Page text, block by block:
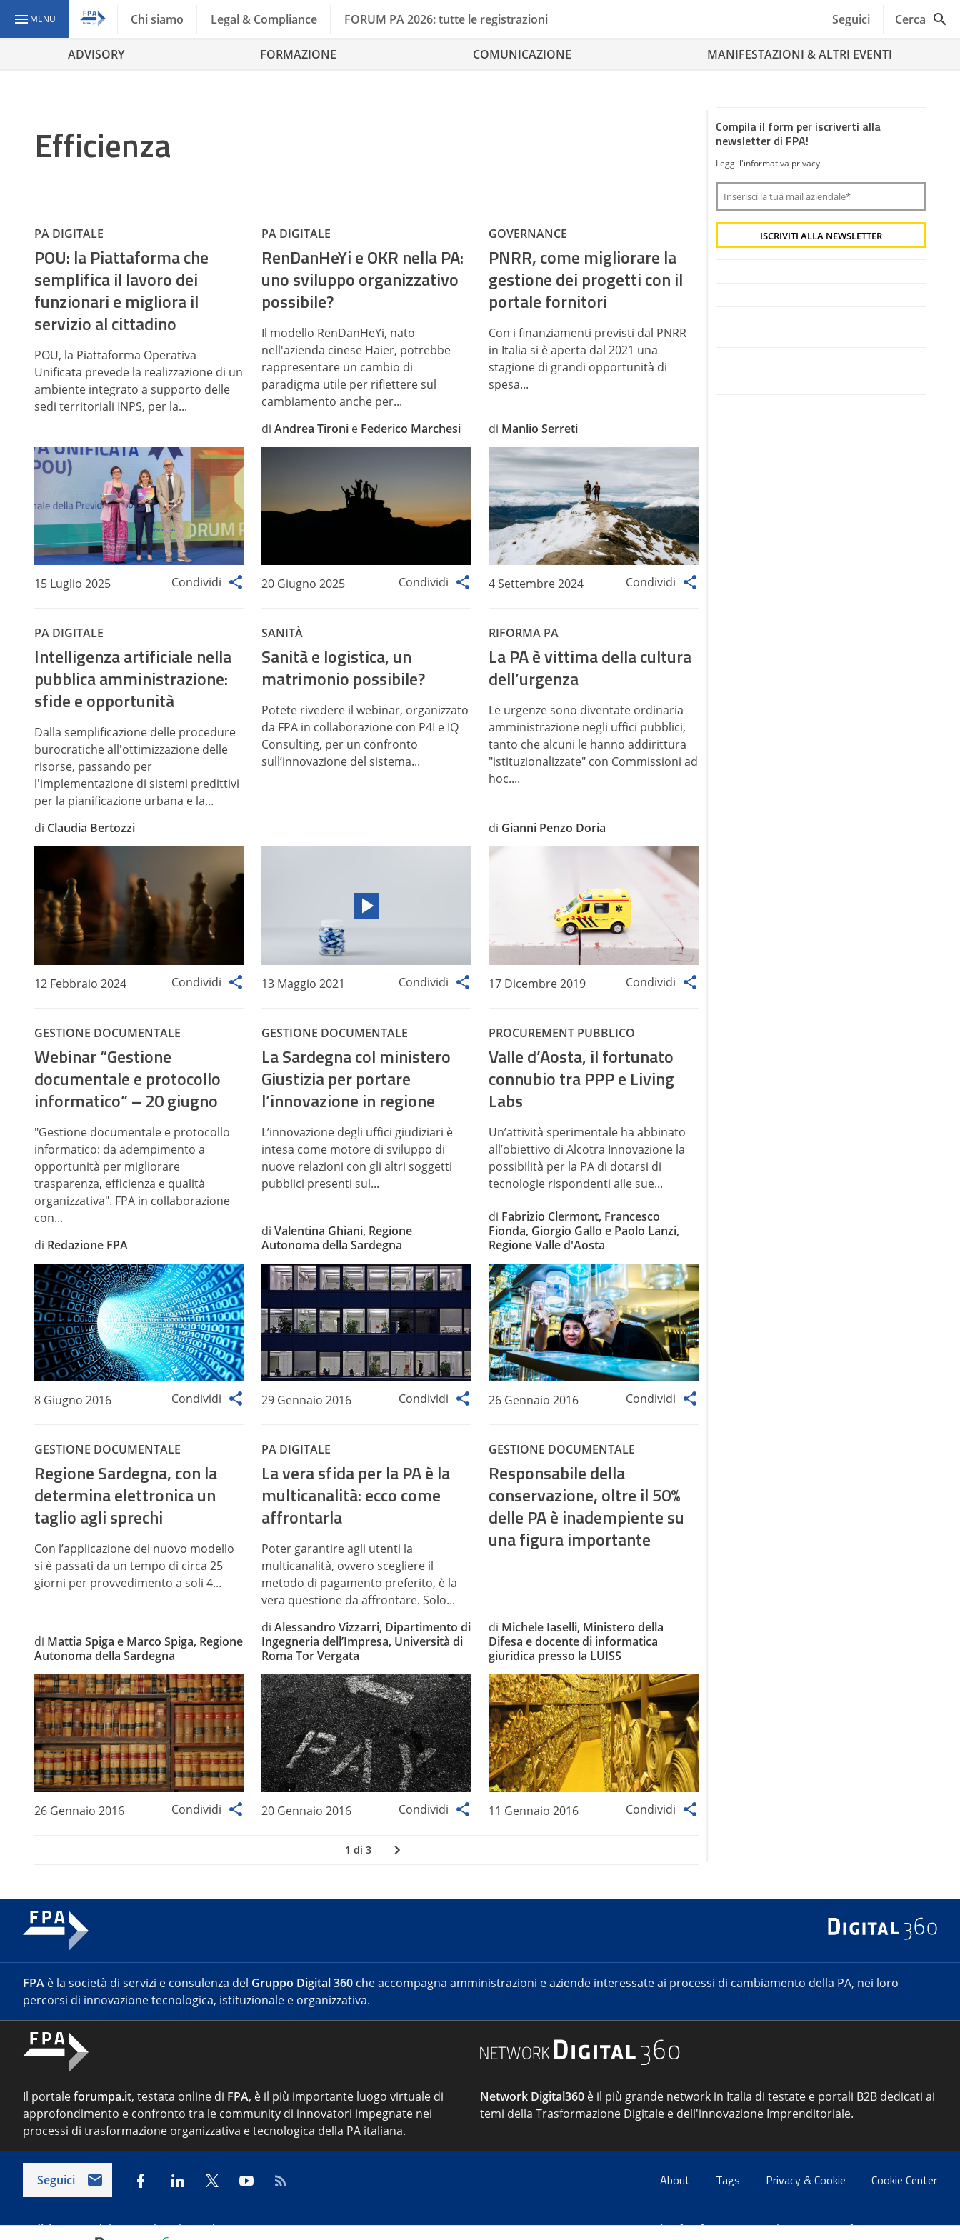
MENU Chi siamo Legal & Compliance FORUM PA 2026: tutte le registrazioni Seguici Cerca
ADVISORY FORMAZIONE COMUNICAZIONE MANIFESTAZIONI & ALTRI EVENTI
Efficienza
PA DIGITALE
POU: la Piattaforma che
semplifica il lavoro dei
funzionari e migliora il
servizio al cittadino
POU, la Piattaforma Operativa
Unificata prevede la realizzazione di un
ambiente integrato a supporto delle
sedi territoriali INPS, per la...
15 Luglio 2025 Condividi
PA DIGITALE
RenDanHeYi e OKR nella PA:
uno sviluppo organizzativo
possibile?
Il modello RenDanHeYi, nato
nell'azienda cinese Haier, potrebbe
rappresentare un cambio di
paradigma utile per riflettere sul
cambiamento anche per...
di Andrea Tironie Federico Marchesi
20 Giugno 2025 Condividi
GOVERNANCE
PNRR, come migliorare la
gestione dei progetti con il
portale fornitori
Con i finanziamenti previsti dal PNRR
in Italia si è aperta dal 2021 una
stagione di grandi opportunità di
spesa...
di Manlio Serreti
4 Settembre 2024 Condividi
PA DIGITALE
Intelligenza artificiale nella
pubblica amministrazione:
sfide e opportunità
Dalla semplificazione delle procedure
burocratiche all'ottimizzazione delle
risorse, passando per
l'implementazione di sistemi predittivi
per la pianificazione urbana e la...
di Claudia Bertozzi
12 Febbraio 2024 Condividi
SANITÀ
Sanità e logistica, un
matrimonio possibile?
Potete rivedere il webinar, organizzato
da FPA in collaborazione con P4I e IQ
Consulting, per un confronto
sull’innovazione del sistema...
13 Maggio 2021 Condividi
RIFORMA PA
La PA è vittima della cultura
dell’urgenza
Le urgenze sono diventate ordinaria
amministrazione negli uffici pubblici,
tanto che alcuni le hanno addirittura
"istituzionalizzate" con Commissioni ad
hoc....
di Gianni Penzo Doria
17 Dicembre 2019 Condividi
GESTIONE DOCUMENTALE
Webinar “Gestione
documentale e protocollo
informatico” – 20 giugno
"Gestione documentale e protocollo
informatico: da adempimento a
opportunità per migliorare
trasparenza, efficienza e qualità
organizzativa". FPA in collaborazione
con...
di Redazione FPA
8 Giugno 2016 Condividi
GESTIONE DOCUMENTALE
La Sardegna col ministero
Giustizia per portare
l’innovazione in regione
L’innovazione degli uffici giudiziari è
intesa come motore di sviluppo di
nuove relazioni con gli altri soggetti
pubblici presenti sul...
di Valentina Ghiani, Regione
Autonoma della Sardegna
29 Gennaio 2016 Condividi
PROCUREMENT PUBBLICO
Valle d’Aosta, il fortunato
connubio tra PPP e Living
Labs
Un’attività sperimentale ha abbinato
all’obiettivo di Alcotra Innovazione la
possibilità per la PA di dotarsi di
tecnologie rispondenti alle sue...
di Fabrizio Clermont, Francesco
Fionda, Giorgio Gallo e Paolo Lanzi,
Regione Valle d'Aosta
26 Gennaio 2016 Condividi
GESTIONE DOCUMENTALE
Regione Sardegna, con la
determina elettronica un
taglio agli sprechi
Con l’applicazione del nuovo modello
si è passati da un tempo di circa 25
giorni per provvedimento a soli 4...
di Mattia Spiga e Marco Spiga, Regione
Autonoma della Sardegna
26 Gennaio 2016 Condividi
PA DIGITALE
La vera sfida per la PA è la
multicanalità: ecco come
affrontarla
Poter garantire agli utenti la
multicanalità, ovvero scegliere il
metodo di pagamento preferito, è la
vera questione da affrontare. Solo...
di Alessandro Vizzarri, Dipartimento di
Ingegneria dell’Impresa, Università di
Roma Tor Vergata
20 Gennaio 2016 Condividi
GESTIONE DOCUMENTALE
Responsabile della
conservazione, oltre il 50%
delle PA è inadempiente su
una figura importante
di Michele Iaselli, Ministero della
Difesa e docente di informatica
giuridica presso la LUISS
11 Gennaio 2016 Condividi
1 di 3
Compila il form per iscriverti alla
newsletter di FPA!
Leggi l'informativa privacy
FPA è la società di servizi e consulenza del Gruppo Digital 360 che accompagna amministrazioni e aziende interessate ai processi di cambiamento della PA, nei loro
percorsi di innovazione tecnologica, istituzionale e organizzativa.
Il portaleforumpa.it, testata online di FPA, è il più importante luogo virtuale di
approfondimento e confronto tra le community di innovatori impegnate nei
processi di trasformazione organizzativa e tecnologica della PA italiana.
Network Digital360 è il più grande network in Italia di testate e portali B2B dedicati ai
temi della Trasformazione Digitale e dell'innovazione Imprenditoriale.
Seguici About Tags Privacy & Cookie Cookie Center
Indirizzo:Via del Porto Fluviale 67/d – 00154 Roma Contatti:info@forumpa.it- tel. 06 684251 - fax. 06 68425433